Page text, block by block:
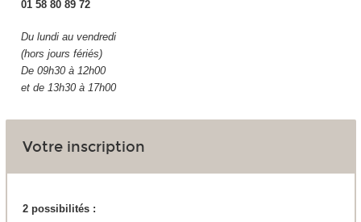
01 58 80 89 72
Du lundi au vendredi
(hors jours fériés)
De 09h30 à 12h00
et de 13h30 à 17h00
Votre inscription
2 possibilités :